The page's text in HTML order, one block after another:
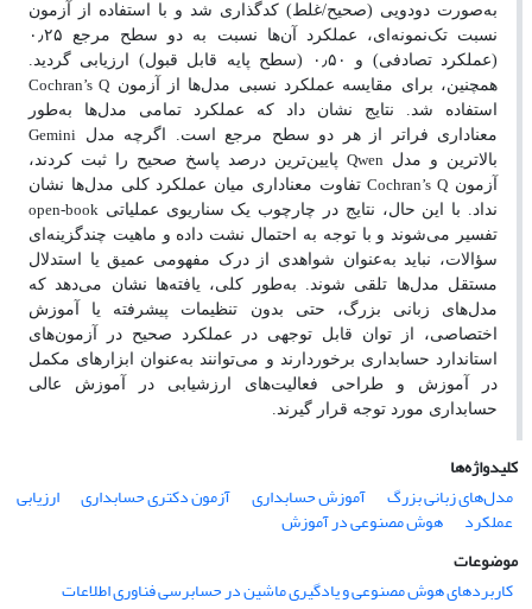
به‌صورت دودویی (صحیح/غلط) کدگذاری شد و با استفاده از آزمون
نسبت تک‌نمونه‌ای، عملکرد آن‌ها نسبت به دو سطح مرجع
۰ ٫۲۵
(عملکرد تصادفی) و ۰ ٫۵۰ (
سطح پایه قابل قبول) ارزیابی گردید.
همچنین، برای مقایسه عملکرد نسبی مدل‌ها از آزمون Cochran’s Q
استفاده شد. نتایج نشان داد که عملکرد تمامی مدل‌ها به‌طور
معناداری فراتر از هر دو سطح مرجع است. اگرچه مدل Gemini
بالاترین و مدل Qwen پایین‌ترین درصد پاسخ صحیح را ثبت کردند،
آزمون Cochran’s Qتفاوت معناداری میان عملکرد کلی مدل‌ها نشان
نداد. با این حال، نتایج در چارچوب یک سناریوی عملیاتی open-book
تفسیر می‌شوند و با توجه به احتمال نشت داده و ماهیت چندگزینه‌ای
سؤالات، نباید به‌عنوان شواهدی از درک مفهومی عمیق یا استدلال
مستقل مدل‌ها تلقی شوند. به‌طور کلی، یافته‌ها نشان می‌دهد که
مدل‌های زبانی بزرگ، حتی بدون تنظیمات پیشرفته یا آموزش
اختصاصی، از توان قابل توجهی در عملکرد صحیح در آزمون‌های
استاندارد حسابداری برخوردارند و می‌توانند به‌عنوان ابزارهای مکمل
در آموزش و طراحی فعالیت‌های ارزشیابی در آموزش عالی
حسابداری مورد توجه قرار گیرند.
کلیدواژه‌ها
مدل‌های زبانی بزرگ
آموزش حسابداری آزمون دکتری حسابداری ارزیابی
عملکرد
هوش مصنوعی در آموزش
موضوعات
کاربردهای هوش مصنوعی و یادگیری ماشین در حسابرسی فناوری اطلاعات